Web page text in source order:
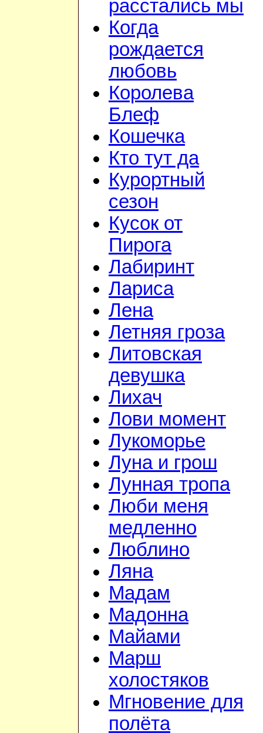
расстались мы
Когда
рождается
любовь
Королева
Блеф
Кошечка
Кто тут да
Курортный
сезон
Кусок от
Пирога
Лабиринт
Лариса
Лена
Летняя гроза
Литовская
девушка
Лихач
Лови момент
Лукоморье
Луна и грош
Лунная тропа
Люби меня
медленно
Люблино
Ляна
Мадам
Мадонна
Майами
Марш
холостяков
Мгновение для
полёта